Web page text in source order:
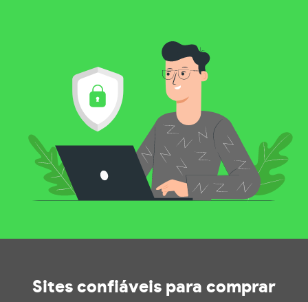
Sites confiáveis para comprar